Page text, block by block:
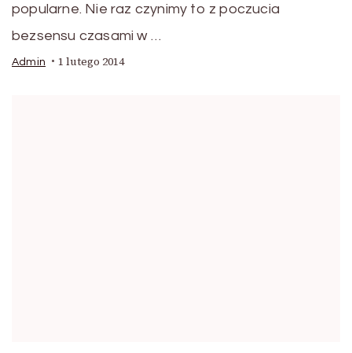
popularne. Nie raz czynimy to z poczucia
bezsensu czasami w …
Admin 1 lutego 2014